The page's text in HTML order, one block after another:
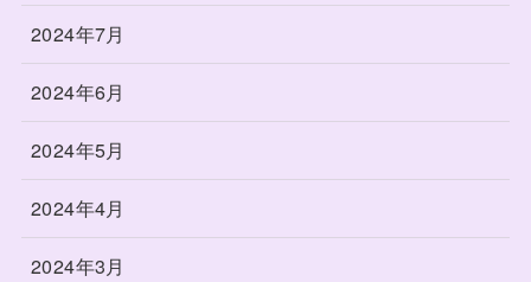
2024年7月
2024年6月
2024年5月
2024年4月
2024年3月